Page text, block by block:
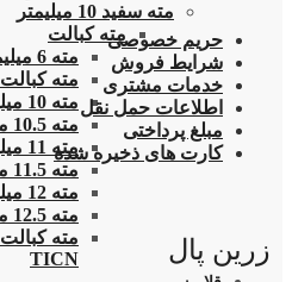
مته سفید 10 میلیمتر
مته کبالت
مته 6 میلیمتر HSSCO8%
مته کبالت 8میلیمتر 8%HSSCO
مته 10 میلیمتر HSSCO8%
مته 10.5 میلیمتر HSSCO8%
مته 11 میلیمتر HSSCO8%
مته 11.5 میلیمتر HSSCO8%
مته 12 میلیمتر HSSCO8%
مته 12.5 میلیمتر HSSCO8% TICN
TICN
حریم خصوصی
شرایط فروش
خدمات مشتری
اطلاعات حمل نقل
مبلغ پرداختی
کارت های ذخیره شده
زرین پال